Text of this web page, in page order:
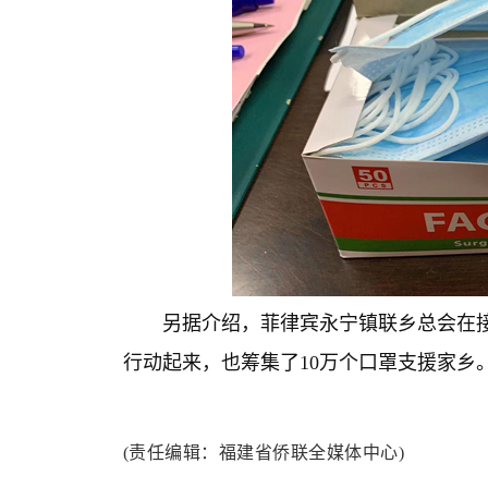
另据介绍，菲律宾永宁镇联乡总会在
行动起来，也筹集了10万个口罩支援家乡
(责任编辑：福建省侨联全媒体中心)